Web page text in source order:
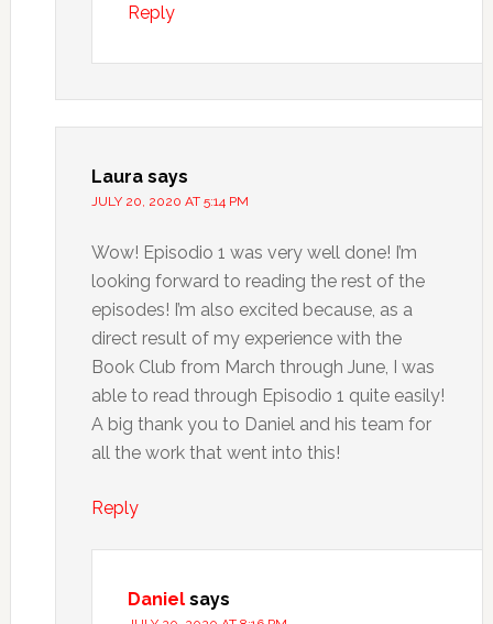
Reply
Laura says
JULY 20, 2020 AT 5:14 PM
Wow! Episodio 1 was very well done! I’m
looking forward to reading the rest of the
episodes! I’m also excited because, as a
direct result of my experience with the
Book Club from March through June, I was
able to read through Episodio 1 quite easily!
A big thank you to Daniel and his team for
all the work that went into this!
Reply
Daniel says